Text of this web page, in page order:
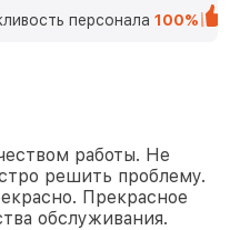
персонала 100%
работы. Не
решить проблему.
Прекрасное
обслуживания.